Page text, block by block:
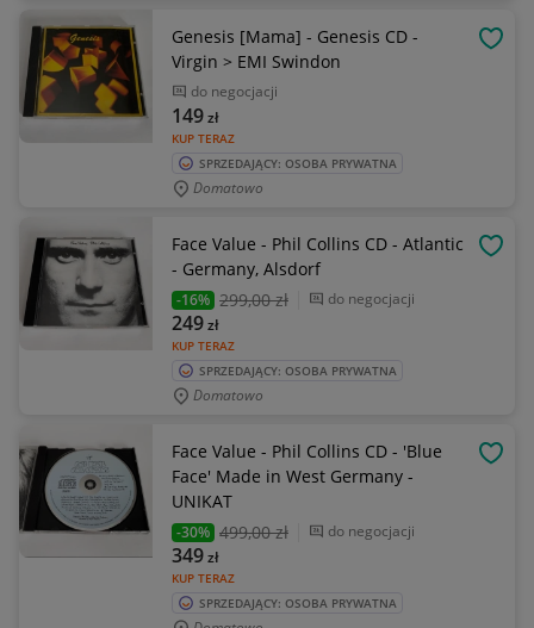
Genesis [Mama] - Genesis CD -
Virgin > EMI Swindon
do negocjacji
KUP TERAZ
149zł
SPRZEDAJĄCY: OSOBA PRYWATNA
Domatowo
Face Value - Phil Collins CD - Atlantic
- Germany, Alsdorf
-16% 299,00 zł do negocjacji
KUP TERAZ
249zł
SPRZEDAJĄCY: OSOBA PRYWATNA
Domatowo
Face Value - Phil Collins CD - 'Blue
Face' Made in West Germany -
UNIKAT
-30% 499,00 zł do negocjacji
KUP TERAZ
349zł
SPRZEDAJĄCY: OSOBA PRYWATNA